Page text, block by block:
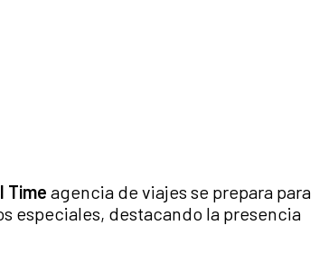
Time agencia de viajes se prepara para
especiales, destacando la presencia